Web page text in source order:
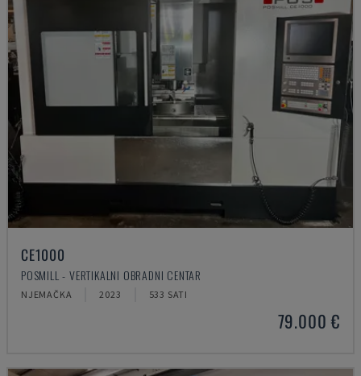
CE1000
POSMILL - VERTIKALNI OBRADNI CENTAR
NJEMAČKA 2023 533 SATI
79.000 €